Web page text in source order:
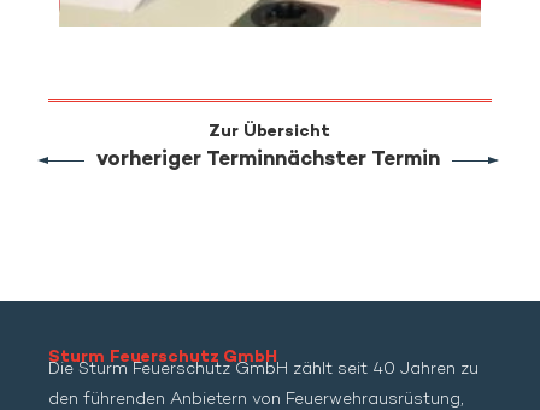
Zur Übersicht
vorheriger Terminnächster Termin
Sturm Feuerschutz GmbH
Die Sturm Feuerschutz GmbH zählt seit 40 Jahren zu
den führenden Anbietern von Feuerwehrausrüstung,